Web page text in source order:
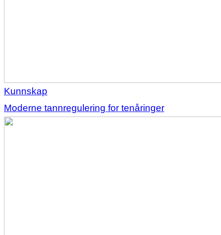
Kunnskap
Moderne tannregulering for tenåringer